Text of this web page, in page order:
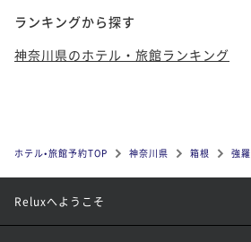
ランキングから探す
神奈川県のホテル・旅館ランキング
ホテル•旅館予約TOP 神奈川県 箱根 強
Reluxへようこそ